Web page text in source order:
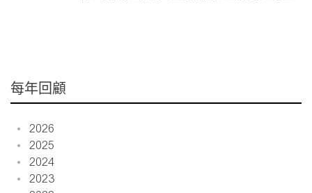
每年回顧
2026
2025
2024
2023